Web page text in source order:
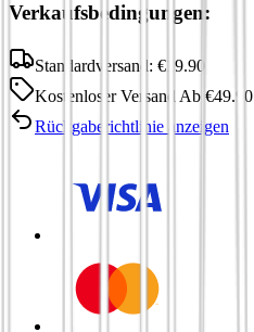
Verkaufsbedingungen:
Standardversand: € 19.90
Kostenloser Versand Ab €49.90
Rückgaberichtlinie anzeigen